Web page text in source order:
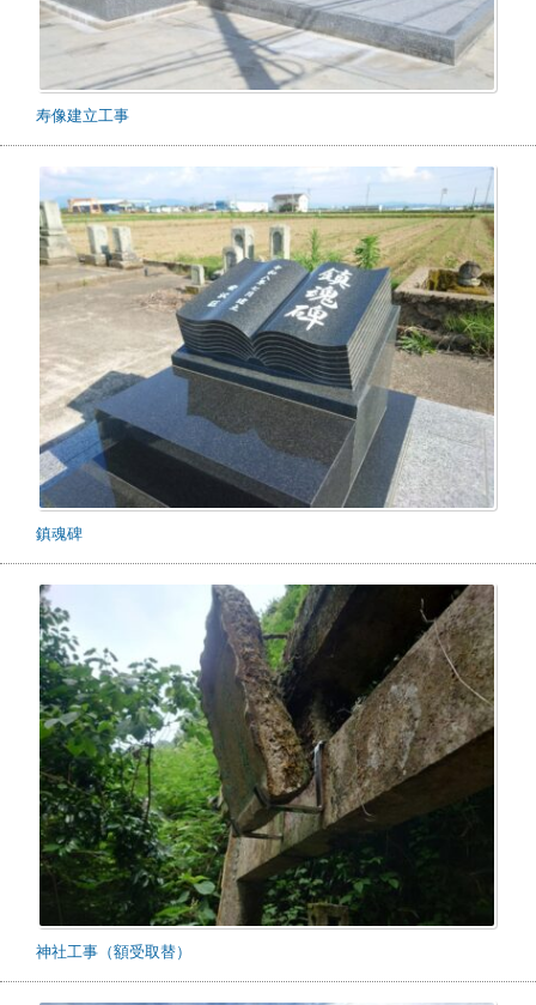
寿像建立工事
鎮魂碑
神社工事（額受取替）